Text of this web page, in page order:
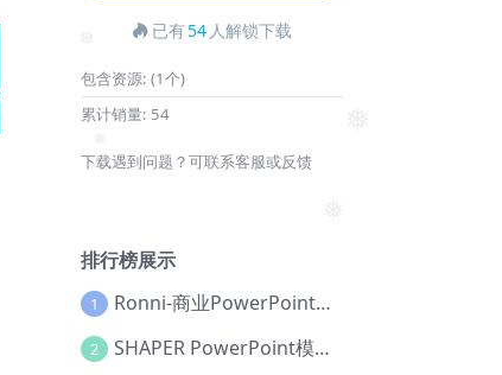
❅
已有54 人解锁下载
包含资源: (1个)
累计销量: 54
下载遇到问题？可联系客服或反馈
排行榜展示
1 Ronni-商业PowerPoint模板【Dc-0077】
2 SHAPER PowerPoint模板【Dc-0184】